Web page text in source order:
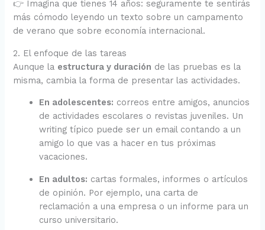
👉 Imagina que tienes 14 años: seguramente te sentirás
más cómodo leyendo un texto sobre un campamento
de verano que sobre economía internacional.
2. El enfoque de las tareas
Aunque la estructura y duración de las pruebas es la
misma, cambia la forma de presentar las actividades.
En adolescentes: correos entre amigos, anuncios
de actividades escolares o revistas juveniles. Un
writing típico puede ser un email contando a un
amigo lo que vas a hacer en tus próximas
vacaciones.
En adultos: cartas formales, informes o artículos
de opinión. Por ejemplo, una carta de
reclamación a una empresa o un informe para un
curso universitario.